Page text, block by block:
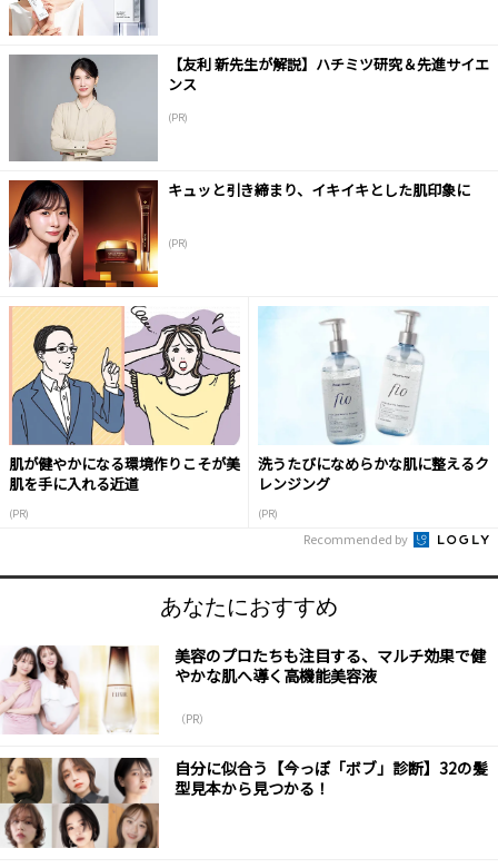
【友利 新先生が解説】ハチミツ研究＆先進サイエ
ンス
(PR)
キュッと引き締まり、イキイキとした肌印象に
(PR)
肌が健やかになる環境作りこそが美
肌を手に入れる近道
(PR)
洗うたびになめらかな肌に整えるク
レンジング
(PR)
Recommended by
あなたにおすすめ
美容のプロたちも注目する、マルチ効果で健
やかな肌へ導く高機能美容液
（PR）
自分に似合う【今っぽ「ボブ」診断】32の髪
型見本から見つかる！